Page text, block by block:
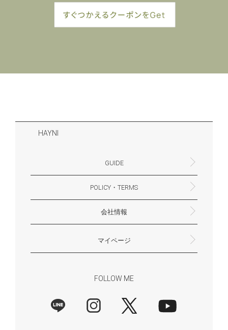
HAYNI
GUIDE
よくあるご質問・お問合せ
お支払いについて
配送・送料について
ギフトサービスについて
一緒に働く？(HAYNI採用情報サイトへ)
for Foreigners (overseas delivery)
POLICY・TERMS
返品・交換について
プライバシーポリシー
特定商取引法に基づく表示
外部送信ポリシー
会社情報
大阪府大阪市淀川区十八条3-9-35
電話番号：06-6868-9671
※お電話でのお問合せ受付は行っておりません
メール：support@hayni.jp
お問い合わせはこちらからお願いいたします
営業時間：10：00～15：00（金曜日は14：00ま
定休日： 土・日・祝祭日
※土日祝祭日はお休みをいただきます。
メールの返信は翌営業日となりますので、ご了承
マイページ
FOLLOW ME